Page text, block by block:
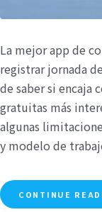
La mejor app de
registrar jornada
de saber si encaja
gratuitas más
algunas
y modelo de
CONTINUE